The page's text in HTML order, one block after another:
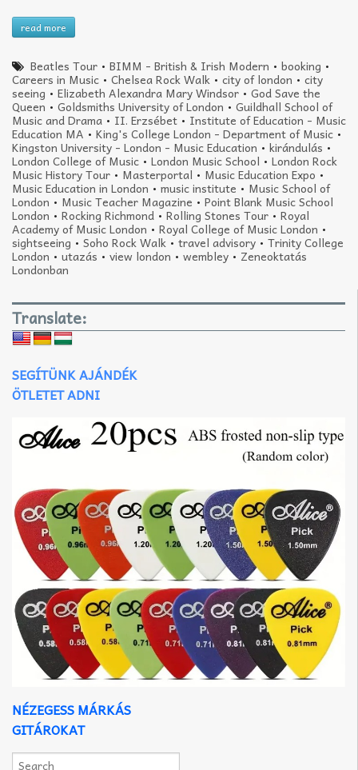
read more
Beatles Tour •BIMM - British & Irish Modern •booking •
Careers in Music • Chelsea Rock Walk • city of london • city
seeing • Elizabeth Alexandra Mary Windsor • God Save the
Queen • Goldsmiths University of London • Guildhall School of
Music and Drama • II. Erzsébet • Institute of Education - Music
Education MA • King's College London - Department of Music •
Kingston University - London - Music Education • kirándulás •
London College of Music • London Music School • London Rock
Music History Tour • Masterportal • Music Education Expo •
Music Education in London • music institute • Music School of
London • Music Teacher Magazine • Point Blank Music School
London • Rocking Richmond • Rolling Stones Tour • Royal
Academy of Music London • Royal College of Music London •
sightseeing • Soho Rock Walk • travel advisory • Trinity College
London • utazás • view london • wembley • Zeneoktatás
Londonban
Translate:
SEGÍTÜNK AJÁNDÉK
ÖTLETET ADNI
NÉZEGESS MÁRKÁS
GITÁROKAT